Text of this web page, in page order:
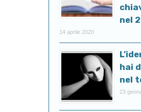
nel
14 aprile 2020
hai
nel
23